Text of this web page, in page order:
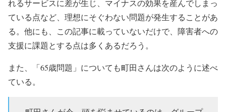
れるサービスに差が生じ、マイナスの効果を産んでしまっ
ている点など、理想にそぐわない問題が発生することがあ
る。他にも、この記事に載っていないだけで、障害者への
支援に課題とする点は多くあるだろう。
また、「65歳問題」についても町田さんは次のように述べ
ている。